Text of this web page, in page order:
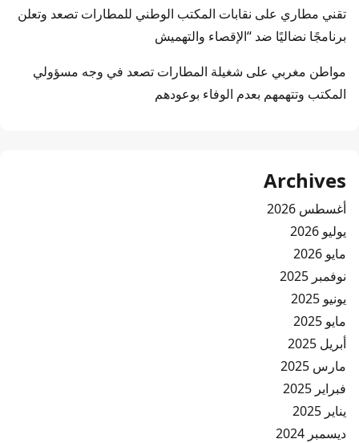
تقني مطاري على نقابات المكتب الوطني للمطارات تصعد وتعلن
برنامجًا نضاليًا ضد “الإقصاء والتهميش
مواطن مغربي على شغيلة المطارات تصعد في وجه مسؤولي
المكتب وتتهمهم بعدم الوفاء بوعودهم
Archives
أغسطس 2026
يوليو 2026
مايو 2026
نوفمبر 2025
يونيو 2025
مايو 2025
أبريل 2025
مارس 2025
فبراير 2025
يناير 2025
ديسمبر 2024